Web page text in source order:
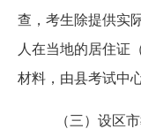
查，考生除提供实
人在当地的居住证
材料，由县考试中
（三）设区